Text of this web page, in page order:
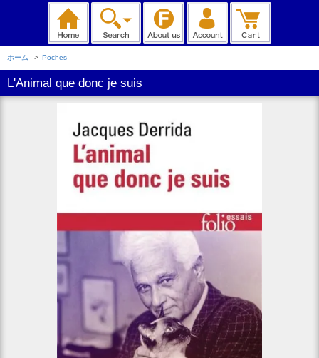
ホーム > Poches
L'Animal que donc je suis